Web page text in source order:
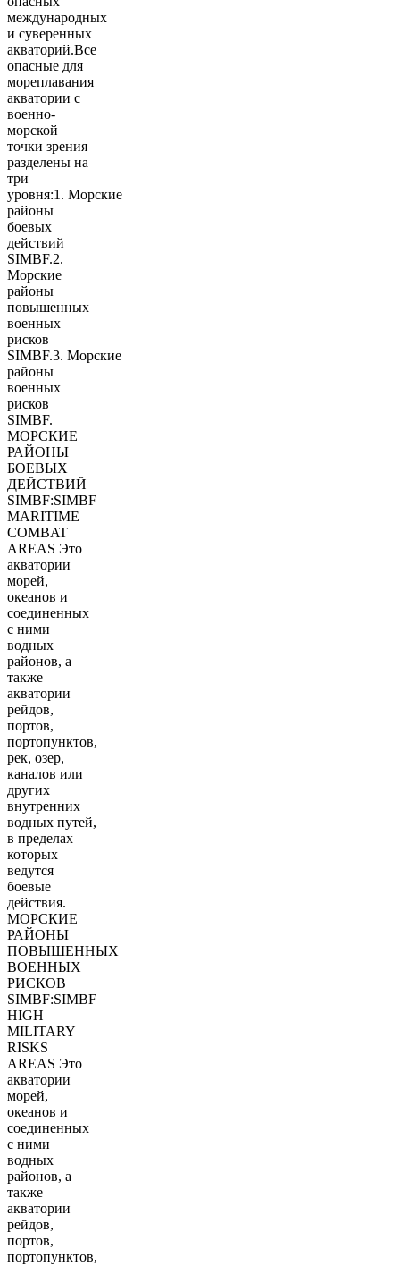
международных
и суверенных
акваторий.Все
опасные для
мореплавания
акватории с
военно-
морской
точки зрения
разделены на
три
уровня:1. Морские
районы
боевых
действий
SIMBF.2.
Морские
районы
повышенных
военных
рисков
SIMBF.3. Морские
районы
военных
рисков
SIMBF.
МОРСКИЕ
РАЙОНЫ
БОЕВЫХ
ДЕЙСТВИЙ
SIMBF:SIMBF
MARITIME
COMBAT
AREAS Это
акватории
морей,
океанов и
соединенных
с ними
водных
районов, а
также
акватории
рейдов,
портов,
портопунктов,
рек, озер,
каналов или
других
внутренних
водных путей,
в пределах
которых
ведутся
боевые
действия.
МОРСКИЕ
РАЙОНЫ
ПОВЫШЕННЫХ
ВОЕННЫХ
РИСКОВ
SIMBF:SIMBF
HIGH
MILITARY
RISKS
AREAS Это
акватории
морей,
океанов и
соединенных
с ними
водных
районов, а
также
акватории
рейдов,
портов,
портопунктов,